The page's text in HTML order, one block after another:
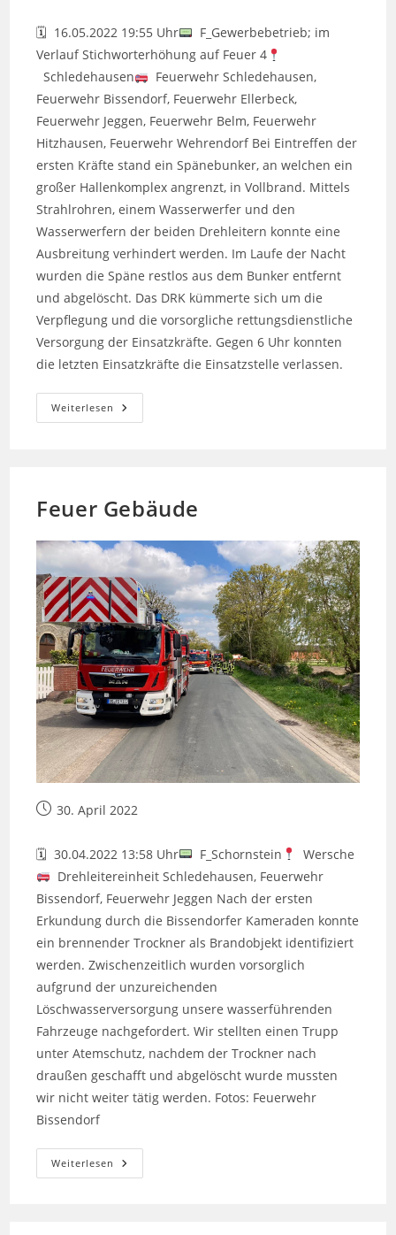
🗓 16.05.2022 19:55 Uhr
F_Gewerbebetrieb; im
Verlauf Stichworterhöhung auf Feuer 4
Schledehausen
Feuerwehr Schledehausen,
Feuerwehr Bissendorf, Feuerwehr Ellerbeck,
Feuerwehr Jeggen, Feuerwehr Belm, Feuerwehr
Hitzhausen, Feuerwehr Wehrendorf Bei Eintreffen der
ersten Kräfte stand ein Spänebunker, an welchen ein
großer Hallenkomplex angrenzt, in Vollbrand. Mittels
Strahlrohren, einem Wasserwerfer und den
Wasserwerfern der beiden Drehleitern konnte eine
Ausbreitung verhindert werden. Im Laufe der Nacht
wurden die Späne restlos aus dem Bunker entfernt
und abgelöscht. Das DRK kümmerte sich um die
Verpflegung und die vorsorgliche rettungsdienstliche
Versorgung der Einsatzkräfte. Gegen 6 Uhr konnten
die letzten Einsatzkräfte die Einsatzstelle verlassen.
Weiterlesen F_Gewerbebetrieb
/
Feuer Gebäude
Beitrag30. April 2022
🗓 30.04.2022 13:58 Uhr F_Schornstein
Wersche
Drehleitereinheit Schledehausen, Feuerwehr
Bissendorf, Feuerwehr Jeggen Nach der ersten
Erkundung durch die Bissendorfer Kameraden konnte
ein brennender Trockner als Brandobjekt identifiziert
werden. Zwischenzeitlich wurden vorsorglich
aufgrund der unzureichenden
Löschwasserversorgung unsere wasserführenden
Fahrzeuge nachgefordert. Wir stellten einen Trupp
unter Atemschutz, nachdem der Trockner nach
draußen geschafft und abgelöscht wurde mussten
wir nicht weiter tätig werden. Fotos: Feuerwehr
Bissendorf
Weiterlesen Feuer
Gebäude